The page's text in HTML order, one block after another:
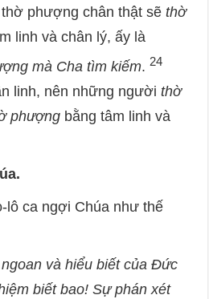
phượng chân thật sẽthờ
linh và chân lý, ấy là
mà Cha tìm kiếm.24
linh, nên những ngườithờ
phượng bằng tâm linh và
lô ca ngợi Chúa như thế
và hiểu biết của Đức
biết bao! Sự phán xét